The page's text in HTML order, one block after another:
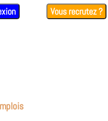
Vous recrutez ?